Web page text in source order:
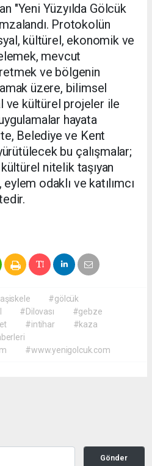
"Yeni Yüzyılda Gölcük
Protokolün
kültürel, ekonomik ve
mevcut
ve bölgenin
üzere, bilimsel
ve kültürel projeler ile
hayata
Belediye ve Kent
bu çalışmalar;
nitelik taşıyan
odaklı ve katılımcı
#gölcük
#Dilovası
#gebze
#intihar
#kaza
#www.yenigolcuk.com
Gönder